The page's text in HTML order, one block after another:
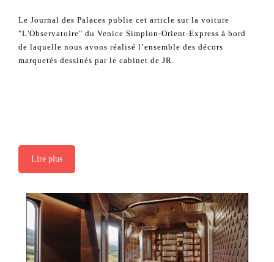
Le Journal des Palaces publie cet article sur la voiture
"L'Observatoire" du Venice Simplon-Orient-Express à bord
de laquelle nous avons réalisé l’ensemble des décors
marquetés dessinés par le cabinet de JR.
Lire plus